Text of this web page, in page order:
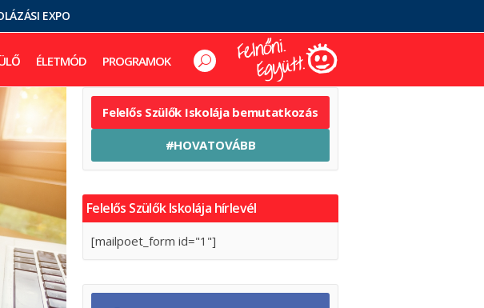
EXPO
ÉLETMÓD PROGRAMOK
Felelős Szülők Iskolája bemutatkozás
#HOVATOVÁBB
Felelős Szülők Iskolája hírlevél
[mailpoet_form id="1"]